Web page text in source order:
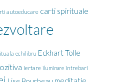
autoeducare carti spirituale
echilibru Eckhart Tolle
iertare iluminare intrebari